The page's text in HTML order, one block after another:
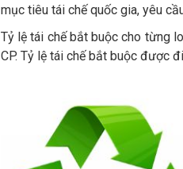
mục tiêu tái chế quốc gia, yêu
Tỷ lệ tái chế bắt buộc cho từng
CP. Tỷ lệ tái chế bắt buộc được